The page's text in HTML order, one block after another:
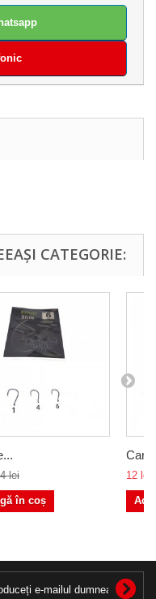
CATEGORIE:
lei
în coș
12 lei